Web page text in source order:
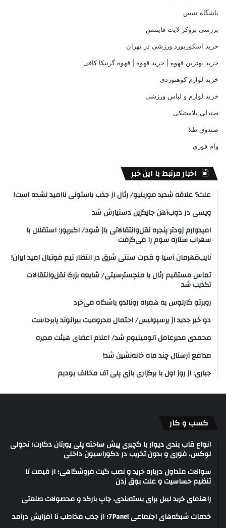
باشگاه تنیس
بررسی بروکر لایت فایننس
خرید اسکوربورد ورزشی در تهران
خرید بهترین قهوه | خرید قهوه | قهوه گرنیکا کافی
خرید لوازم کوهنوردی
خرید لوازم و لباس ورزشی
صندلی پلاستیکی
صندوق طلا
وام فوری
اخبار مرتبط با این خبر
علت؟ علاقه شدید مورینیو/ رئال از جذب باستونی ناامید نشده است!
ویسی در ذوب‌آهن جایگزین دستیارش شد
امیدوارم زودتر پنجره نقل‌وانتقالاتی باز شود/ اکبرپور: استقلال با
سهراب ستاره سوم را می‌گرفت
نایب‌قهرمان آسیا و قدرت سنتی شرق در انتظار تیم فوتبال امید ایران!
تماس مستقیم رئال با منچسترسیتی/ شایعه بزرگ نقل‌وانتقالات
تکذیب شد
روبرتو کارلوس به همراه رونالدو باشگاه می‌خرد
دو خبر جدید از پرسپولیس/ احتمال محرومیت بیرانوند پابرجاست
محمدی مدیرعامل آلومینیوم شد/ اعلام اعضای هیئت‌ مدیره
مدافع آرسنال چند ماه خانه‌نشین شد!
جباری: از روز اول با برگزاری بازی پلی آف مخالف بودیم
کسب و کار
انواع قاب بندی دیوار با گچبری پیش ساخته پلی یورتان دکارت؛ تحولی
لوکس، فوری و بدون تخریب در دکوراسیون داخلی
سوالات متداول درباره خرید و نصب گیت فروشگاهی؛ از قیمت تا
تنظیم حساسیت و علت بوق زدن
راهنمای خرید لیبل برای بسته‌بندی، چاپ بارکد و محصولات صنعتی
خدمات شبکه‌های اجتماعی 7Panel؛ از جذب مخاطب تا افزایش درآمد